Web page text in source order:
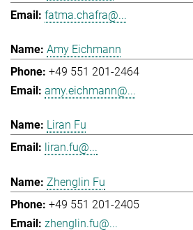
fatma.chafra@...
Amy Eichmann
+49 551 201-2464
amy.eichmann@...
Liran Fu
liran.fu@...
Zhenglin Fu
+49 551 201-2405
zhenglin.fu@...